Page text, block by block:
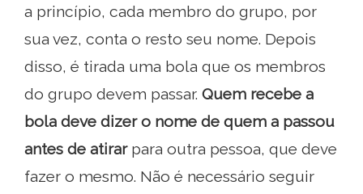
a princípio, cada membro do grupo, por
sua vez, conta o resto seu nome. Depois
disso, é tirada uma bola que os membros
do grupo devem passar. Quem recebe a
bola deve dizer o nome de quem a passou
antes de atirarpara outra pessoa, que deve
fazer o mesmo. Não é necessário seguir